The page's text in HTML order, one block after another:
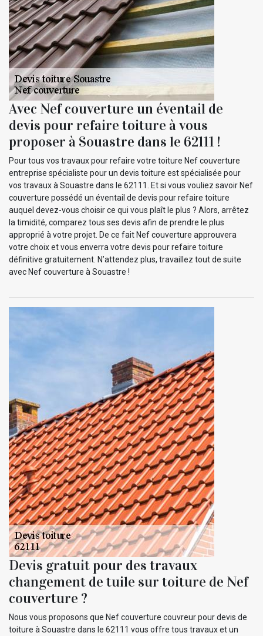
Avec Nef couverture un éventail de
devis pour refaire toiture à vous
proposer à Souastre dans le 62111 !
Pour tous vos travaux pour refaire votre toiture Nef couverture
entreprise spécialiste pour un devis toiture est spécialisée pour
vos travaux à Souastre dans le 62111. Et si vous vouliez savoir Nef
couverture possédé un éventail de devis pour refaire toiture
auquel devez-vous choisir ce qui vous plaît le plus ? Alors, arrêtez
la timidité, comparez tous ses devis afin de prendre le plus
approprié à votre projet. De ce fait Nef couverture approuvera
votre choix et vous enverra votre devis pour refaire toiture
définitive gratuitement. N’attendez plus, travaillez tout de suite
avec Nef couverture à Souastre !
Devis gratuit pour des travaux
changement de tuile sur toiture de Nef
couverture ?
Nous vous proposons que Nef couverture couvreur pour devis de
toiture à Souastre dans le 62111 vous offre tous travaux et un